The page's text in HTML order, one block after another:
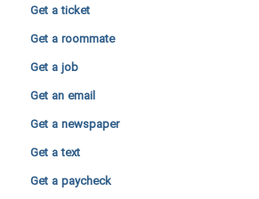
Get a ticket
Get a roommate
Get a job
Get an email
Get a newspaper
Get a text
Get a paycheck